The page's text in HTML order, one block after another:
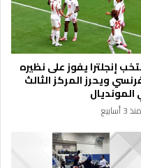
إنجلترا يفوز على نظيره
ويحرز المركز الثالث
المونديال
منذ 3 أسابيع